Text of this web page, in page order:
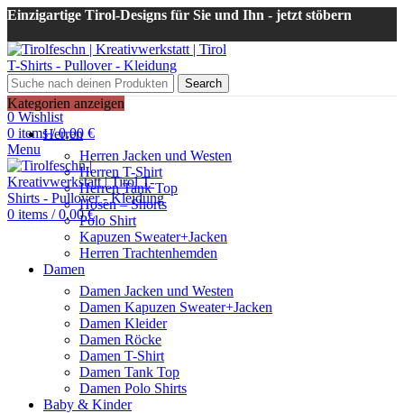
Einzigartige Tirol-Designs für Sie und Ihn - jetzt stöbern
Search
Login / Register
0 Wishlist
0 items / 0,00 €
Menu
0 items / 0,00€
Kategorien anzeigen
Herren
Herren Jacken und Westen
Herren T-Shirt
Herren Tank Top
Hosen – Shorts
Polo Shirt
Kapuzen Sweater+Jacken
Herren Trachtenhemden
Damen
Damen Jacken und Westen
Damen Kapuzen Sweater+Jacken
Damen Kleider
Damen Röcke
Damen T-Shirt
Damen Tank Top
Damen Polo Shirts
Baby & Kinder